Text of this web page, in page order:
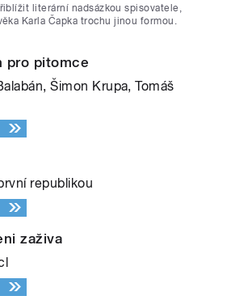
literární nadsázkou spisovatele,
Karla Čapka trochu jinou formou.
pro pitomce
Šimon Krupa, Tomáš
republikou
zaživa